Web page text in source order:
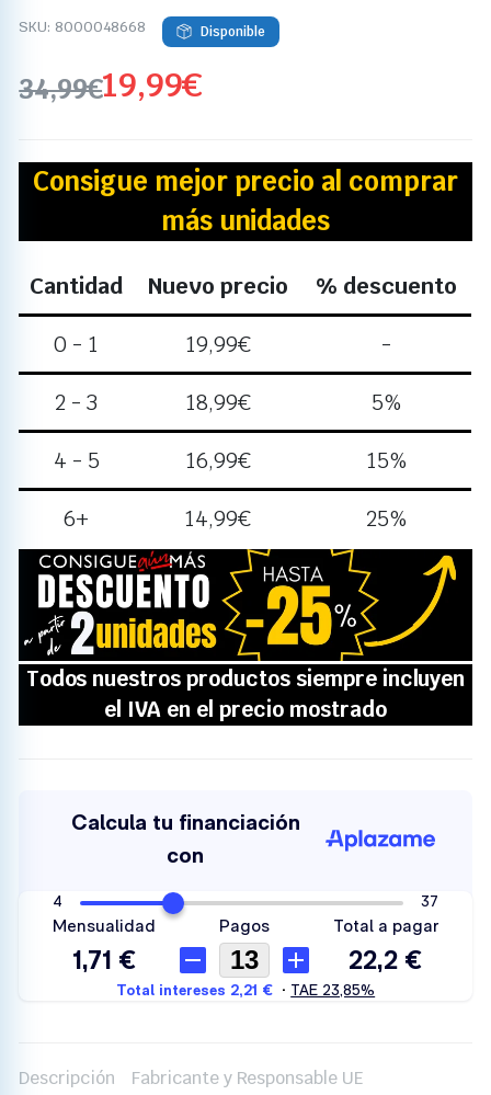
SKU: 8000048668 Disponible
34,99€19,99€
Consigue mejor precio al comprar
más unidades
Cantidad Nuevo precio % descuento
0 - 1 19,99€ -
2 - 3 18,99€ 5%
4 - 5 16,99€ 15%
6+ 14,99€ 25%
Descripción Fabricante y Responsable UE